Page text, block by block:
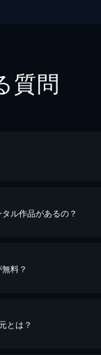
質問
ル作品があるの？
料？
とは？